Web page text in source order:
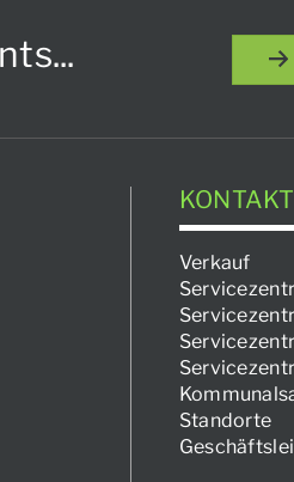
KONTAKT
Verkauf
Standorte